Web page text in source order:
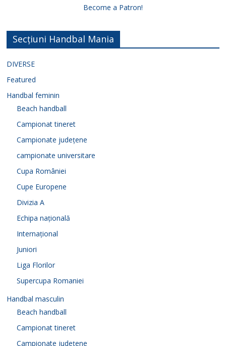
Become a Patron!
Secțiuni Handbal Mania
DIVERSE
Featured
Handbal feminin
Beach handball
Campionat tineret
Campionate județene
campionate universitare
Cupa României
Cupe Europene
Divizia A
Echipa națională
Internațional
Juniori
Liga Florilor
Supercupa Romaniei
Handbal masculin
Beach handball
Campionat tineret
Campionate județene